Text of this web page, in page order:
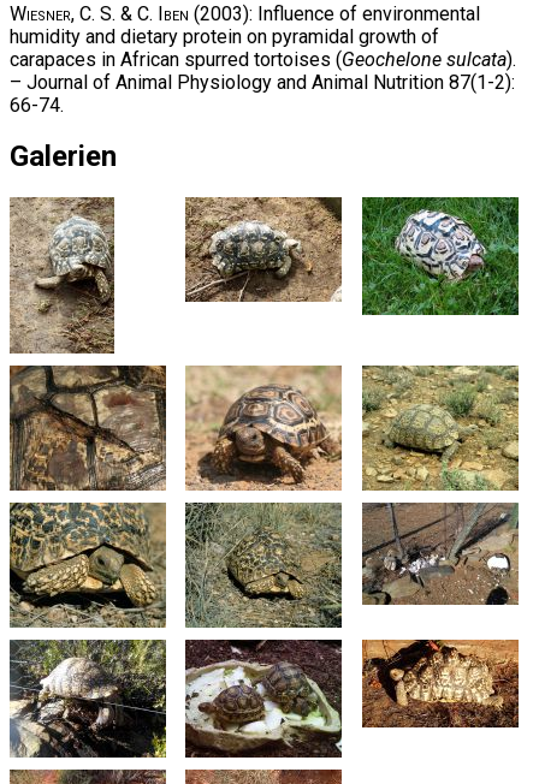
Wiesner, C. S. & C. Iben (2003): Influence of environmental
humidity and dietary protein on pyramidal growth of
carapaces in African spurred tortoises (Geochelone sulcata).
– Journal of Animal Physiology and Animal Nutrition 87(1-2):
66-74.
Galerien